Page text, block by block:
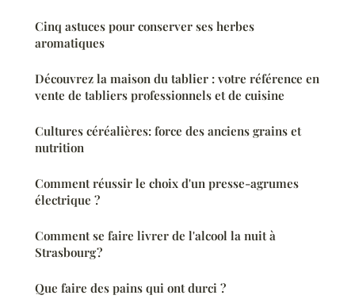
Cinq astuces pour conserver ses herbes
aromatiques
Découvrez la maison du tablier : votre référence en
vente de tabliers professionnels et de cuisine
Cultures céréalières: force des anciens grains et
nutrition
Comment réussir le choix d'un presse-agrumes
électrique ?
Comment se faire livrer de l'alcool la nuit à
Strasbourg ?
Que faire des pains qui ont durci ?